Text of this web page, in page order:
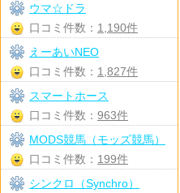
ウマ☆ドラ
口コミ件数： 1,190件
えーあいNEO
口コミ件数： 1,827件
スマートホース
口コミ件数： 963件
MODS競馬（モッズ競馬）
口コミ件数： 199件
シンクロ（Synchro）